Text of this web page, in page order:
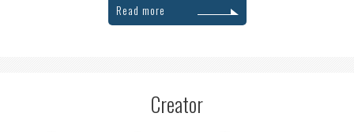
Read more
Creator